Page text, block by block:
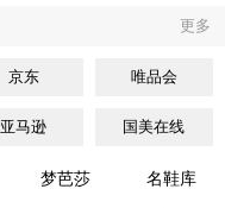
更多
京东 唯品会
亚马逊 国美在线
梦芭莎 名鞋库